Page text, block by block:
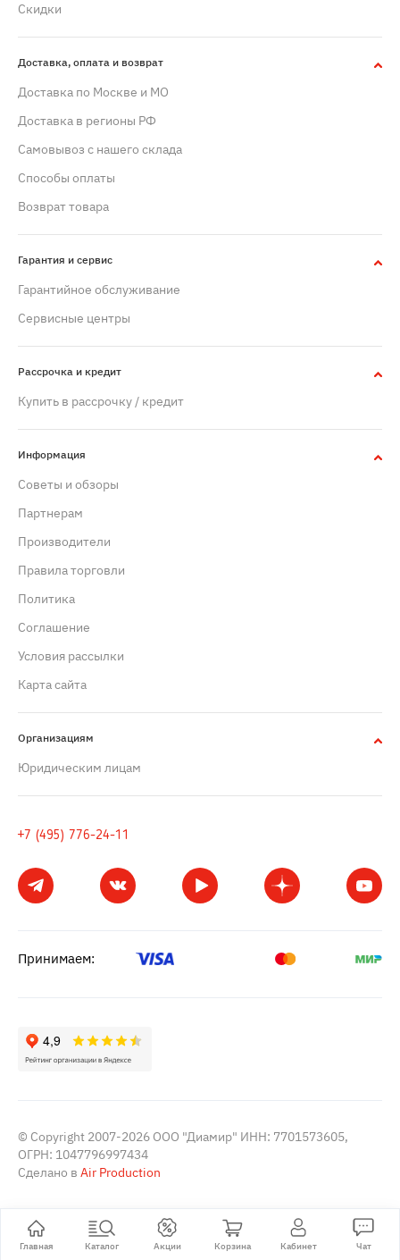
Главная Каталог Акции Корзина Кабинет Чат
Скидки
Доставка, оплата и возврат
Доставка по Москве и МО
Доставка в регионы РФ
Самовывоз с нашего склада
Способы оплаты
Возврат товара
Гарантия и сервис
Гарантийное обслуживание
Сервисные центры
Рассрочка и кредит
Купить в рассрочку / кредит
Информация
Советы и обзоры
Партнерам
Производители
Правила торговли
Политика
Cоглашение
Условия рассылки
Карта сайта
Организациям
Юридическим лицам
+7 (495) 776-24-11
Принимаем:
© Copyright 2007-2026 ООО "Диамир" ИНН: 7701573605,
ОГРН: 1047796997434
Сделано в Air Production